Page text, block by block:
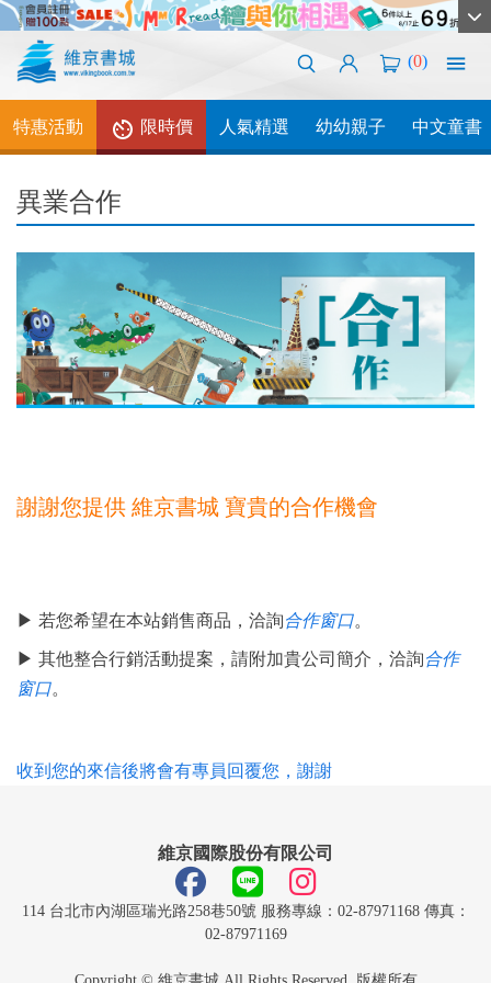
(0)
特惠活動 限時價 人氣精選 幼幼親子 中文童書
異業合作
謝謝您提供 維京書城 寶貴的合作機會
▶ 若您希望在本站銷售商品，洽詢合作窗口。
▶ 其他整合行銷活動提案，請附加貴公司簡介，洽詢合作
窗口。
收到您的來信後將會有專員回覆您，謝謝
維京國際股份有限公司
114 台北市內湖區瑞光路258巷50號 服務專線：02-87971168 傳真：
02-87971169